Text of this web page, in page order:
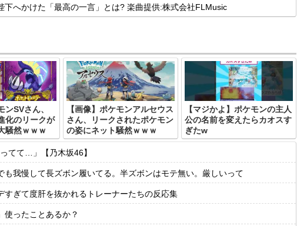
下へかけた「最高の一言」とは? 楽曲提供:株式会社FLMusic
ンSVさん、
化のリークが
騒然ｗｗｗ
【画像】ポケモンアルセウス
さん、リークされたポケモン
の姿にネット騒然ｗｗｗ
【マジかよ】ポケモンの主人
公の名前を変えたらカオスす
ぎたw
てて…」【乃木坂46】
我慢して長ズボン履いてる。半ズボンはモテ無い。厳しいって
すぎて度肝を抜かれるトレーナーたちの反応集
使ったことあるか？